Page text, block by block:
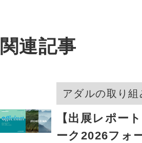
関連記事
アダルの取り組
【出展レポー
ーク2026フォ